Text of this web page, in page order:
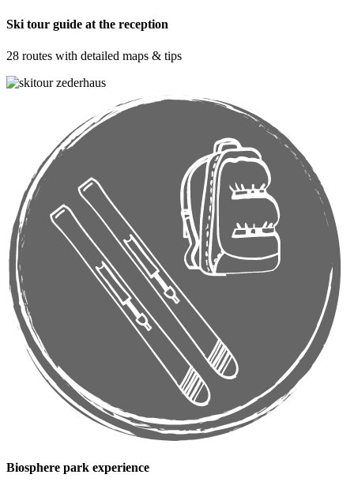
Ski tour guide at the reception
28 routes with detailed maps & tips
Biosphere park experience